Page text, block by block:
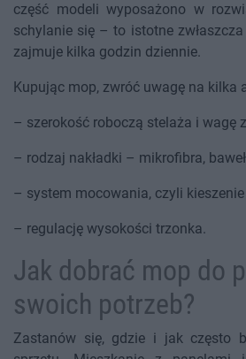
część modeli wyposażono w
schylanie się – to istotne
zajmuje kilka godzin dziennie.
Kupując mop, zwróć uwagę na kilka
– szerokość roboczą stelaża i wagę
– rodzaj nakładki – mikrofibra,
– system mocowania, czyli
– regulację wysokości trzonka.
Jak dobrać mop do
swoich potrzeb?
Zastanów się, gdzie i jak często